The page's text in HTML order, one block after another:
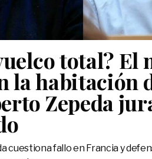
total? El
la habitación
Zepeda
cuestiona fallo en Francia y